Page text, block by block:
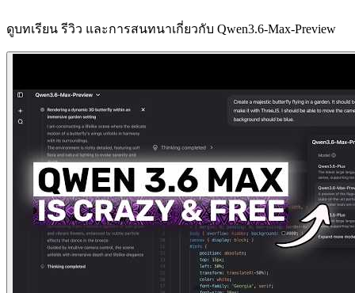
ดูบทเรียน รีวิว และการสนทนาเกี่ยวกับ Qwen3.6-Max-Preview